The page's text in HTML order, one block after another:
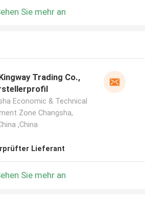
Sie mehr an
Trading Co.,
Economic & Technical
Zone Changsha,
,China
Lieferant
Sie mehr an